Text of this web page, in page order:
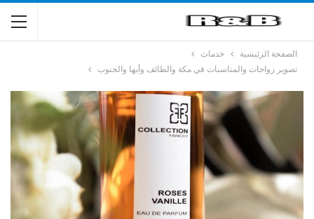
الصفحة الرئيسية
خدمات
تصوير زواجات والمناسبات في مكة والطائف وأبها والجنوب